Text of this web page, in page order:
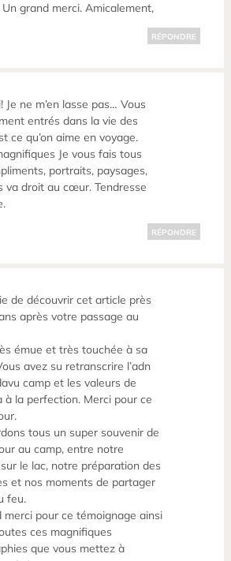
grand merci. Amicalement,
RÉPONDRE
Je ne m’en lasse pas… Vous
entrés dans la vie des
ce qu’on aime en voyage.
Je vous fais tous
portraits, paysages,
va droit au cœur. Tendresse
RÉPONDRE
de découvrir cet article près
après votre passage au
émue et très touchée à sa
avez su retranscrire l’adn
camp et les valeurs de
à la perfection. Merci pour ce
tous un super souvenir de
au camp, entre notre
le lac, notre préparation des
et nos moments de partager
feu.
merci pour ce témoignage ainsi
ces magnifiques
que vous mettez à